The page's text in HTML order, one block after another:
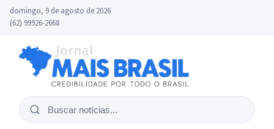
domingo, 9 de agosto de 2026
(62) 99926-2668
Buscar